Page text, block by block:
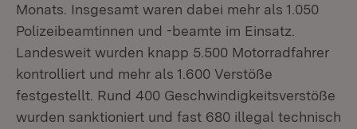
Monats. Insgesamt waren dabei mehr als 1.050
Polizeibeamtinnen und -beamte im Einsatz.
Landesweit wurden knapp 5.500 Motorradfahrer
kontrolliert und mehr als 1.600 Verstöße
festgestellt. Rund 400 Geschwindigkeitsverstöße
wurden sanktioniert und fast 680 illegal technisch